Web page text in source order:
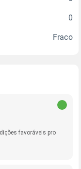
0
Fraco
favoráveis pro